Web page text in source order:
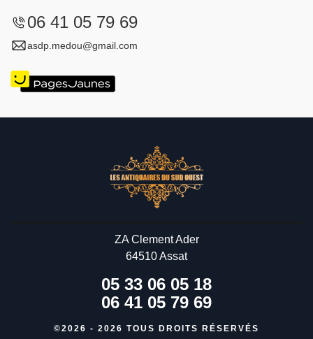
06 41 05 79 69
asdp.medou@gmail.com
ZA Clement Ader
64510 Assat
05 33 06 05 18
06 41 05 79 69
©2026 - 2026 TOUS DROITS RÉSERVÉS